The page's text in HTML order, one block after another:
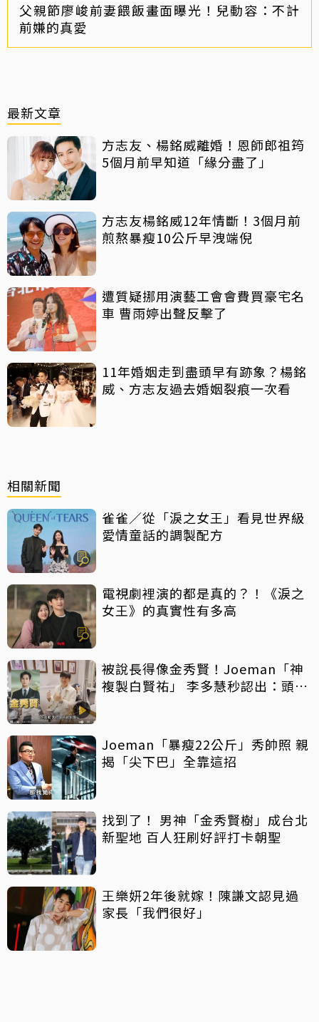
父親節廖峻前妻餵飯畫面曝光！兒動容：不計
前嫌的真愛
最新文章
方志友、楊銘威離婚！恩師郎祖筠
5個月前早知道「緣分盡了」
方志友楊銘威12年情斷！3個月前
煎熬暴瘦10公斤早洩端倪
遭質疑挪用演藝工會會費買豪宅名
車 曹雨婷出聲反擊了
11年婚姻走到盡頭早有跡象？楊銘
威、方志友過去婚姻裂痕一次看
相關新聞
雀雀／從「淚之女王」看見世界級
愛情童話的調製配方
電視劇裡演的都是真的？！《淚之
女王》的真實性有多高
被說長得像金秀賢！Joeman「神
複製白賢祐」 李多慧秒認出：頭髮
Joeman「暴瘦22公斤」秀帥照 親
揭「尖下巴」全靠這招
找到了！ 男神「金秀賢樹」成台北
新聖地 百人狂刷好評打卡朝聖
王樂妍2年後就嫁！陳謙文認見過
家長「我們很好」